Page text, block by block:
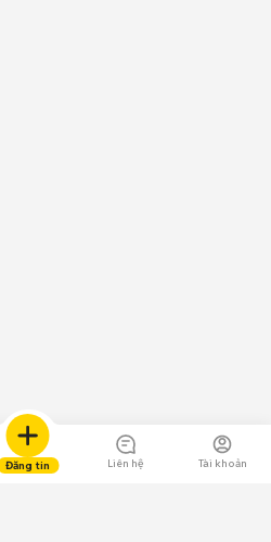
Đăng tin Liên hệ Tài khoản